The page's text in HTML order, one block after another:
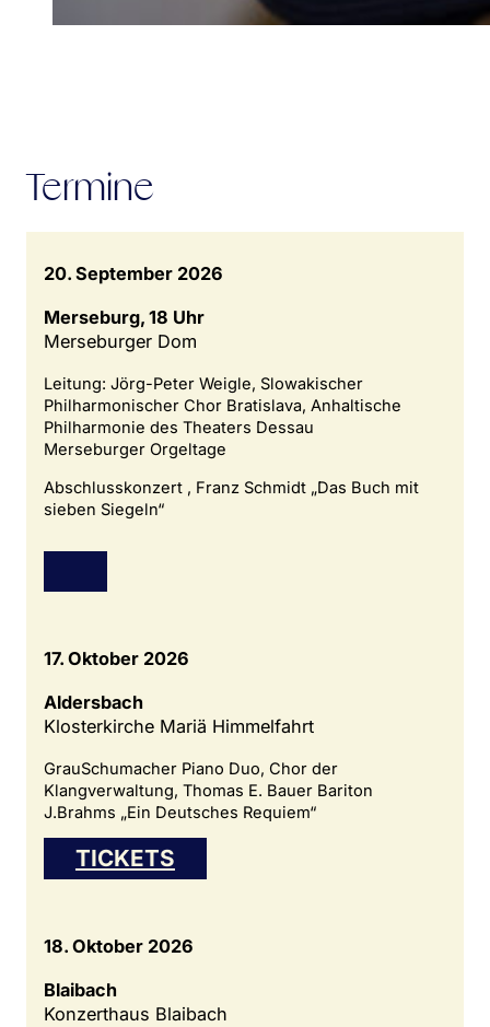
Termine
20. September 2026
Merseburg, 18 Uhr
Merseburger Dom
Leitung: Jörg-Peter Weigle, Slowakischer
Philharmonischer Chor Bratislava, Anhaltische
Philharmonie des Theaters Dessau
Merseburger Orgeltage
Abschlusskonzert , Franz Schmidt „Das Buch mit
sieben Siegeln“
17. Oktober 2026
Aldersbach
Klosterkirche Mariä Himmelfahrt
GrauSchumacher Piano Duo, Chor der
Klangverwaltung, Thomas E. Bauer Bariton
J.Brahms „Ein Deutsches Requiem“
TICKETS
18. Oktober 2026
Blaibach
Konzerthaus Blaibach